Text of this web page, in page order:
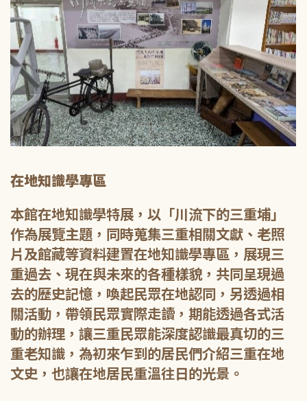
在地知識學專區
本館在地知識學特展，以「川流下的三重埔」
作為展覽主題，同時蒐集三重相關文獻、老照
片及館藏等資料建置在地知識學專區，展現三
重過去、現在與未來的各種樣貌，共同呈現過
去的歷史記憶，喚起民眾在地認同，另透過相
關活動，帶領民眾實際走讀，期能透過各式活
動的辦理，讓三重民眾能深度認識最真切的三
重老知識，為初來乍到的居民們介紹三重在地
文史，也讓在地居民重溫往日的光景。